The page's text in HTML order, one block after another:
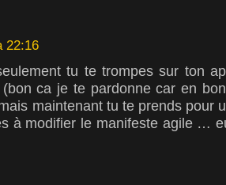
22:16
tu te trompes sur ton
(bon ca je te pardonne car en
maintenant tu te prends pour
à modifier le manifeste agile …